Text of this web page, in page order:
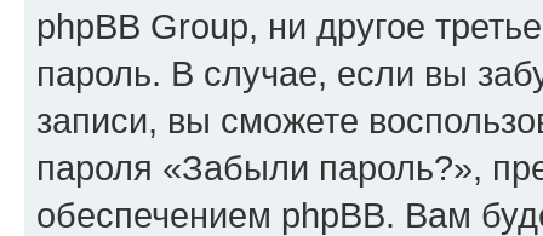
phpBB Group, ни другое
пароль. В случае, если вы
записи, вы сможете
пароля «Забыли пароль?»,
обеспечением phpBB. Вам